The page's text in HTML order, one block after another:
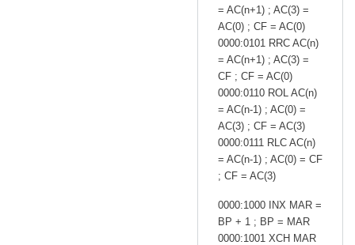
= AC(n+1) ; AC(3) =
AC(0) ; CF = AC(0)
0000:0101 RRC AC(n)
= AC(n+1) ; AC(3) =
CF ; CF = AC(0)
0000:0110 ROL AC(n)
= AC(n-1) ; AC(0) =
AC(3) ; CF = AC(3)
0000:0111 RLC AC(n)
= AC(n-1) ; AC(0) = CF
; CF = AC(3)
0000:1000 INX MAR =
BP + 1 ; BP = MAR
0000:1001 XCH MAR